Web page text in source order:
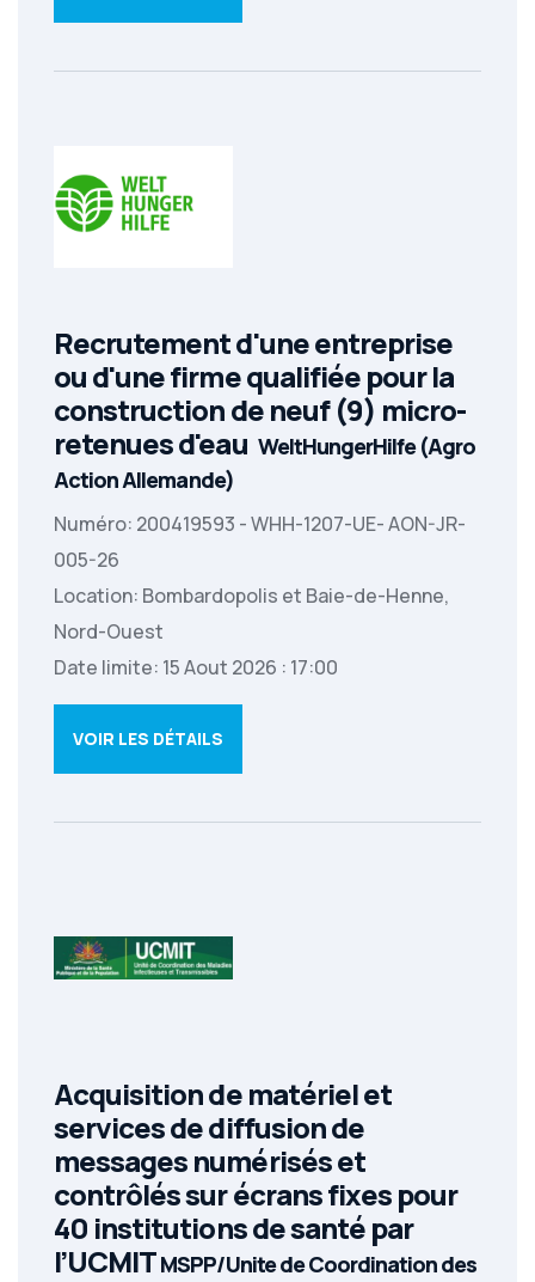
Recrutement d'une entreprise
ou d'une firme qualifiée pour la
construction de neuf (9) micro-
retenues d'eau WeltHungerHilfe (Agro
Action Allemande)
Numéro: 200419593 - WHH-1207-UE- AON-JR-
005-26
Location: Bombardopolis et Baie-de-Henne,
Nord-Ouest
Date limite: 15 Aout 2026 : 17:00
VOIR LES DÉTAILS
Acquisition de matériel et
services de diffusion de
messages numérisés et
contrôlés sur écrans fixes pour
40 institutions de santé par
l’UCMITMSPP/Unite de Coordination des